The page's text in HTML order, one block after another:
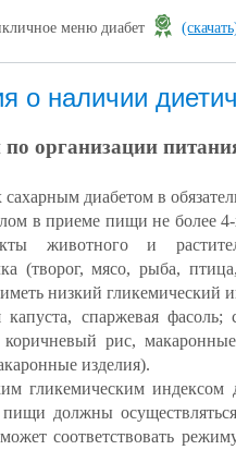
меню диабет
о наличии
организации
диабетом в
в приеме пищи не более
животного и
(творог, мясо, рыба,
низкий гликемический
капуста, спаржевая фасоль;
рис,
изделия).
гликемическим
должны
соответствовать